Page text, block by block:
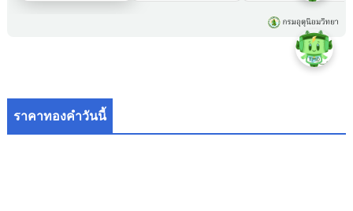
ราคาทองคำวันนี้